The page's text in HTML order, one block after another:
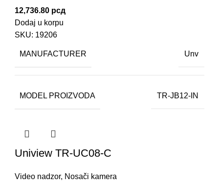
12,736.80 рсд
Dodaj u korpu
SKU: 19206
MANUFACTURER Unv
MODEL PROIZVODA TR-JB12-IN
Uniview TR-UC08-C
Video nadzor, Nosači kamera